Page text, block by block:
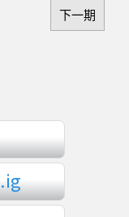
下一期